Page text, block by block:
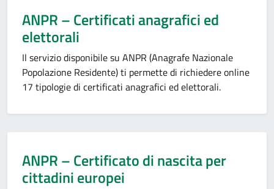
ANPR – Certificati anagrafici ed
elettorali
Il servizio disponibile su ANPR (Anagrafe Nazionale
Popolazione Residente) ti permette di richiedere online
17 tipologie di certificati anagrafici ed elettorali.
ANPR – Certificato di nascita per
cittadini europei